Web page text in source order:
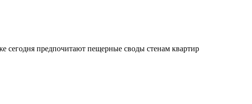
сегодня предпочитают пещерные своды стенам квартир